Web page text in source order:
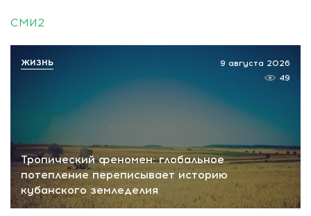
СМИ2
Тропический феномен: глобальное
потепление переписывает историю
кубанского земледелия
9 августа 2026
49
ЖИЗНЬ